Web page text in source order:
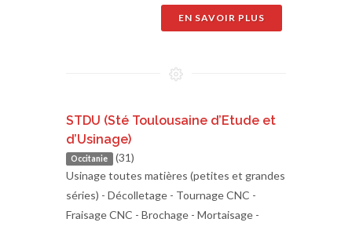
EN SAVOIR PLUS
STDU (Sté Toulousaine d’Etude et
d’Usinage)
Occitanie (31)
Usinage toutes matières (petites et grandes
séries) - Décolletage - Tournage CNC -
Fraisage CNC - Brochage - Mortaisage -